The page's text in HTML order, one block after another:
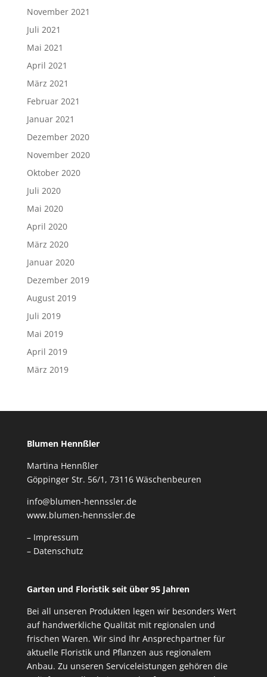
November 2021
Juli 2021
Mai 2021
April 2021
März 2021
Februar 2021
Januar 2021
Dezember 2020
November 2020
Oktober 2020
Juli 2020
Mai 2020
April 2020
März 2020
Januar 2020
Dezember 2019
August 2019
Juli 2019
Mai 2019
April 2019
März 2019
Blumen Hennßler
Martina Hennßler
Göppinger Str. 56/1, 73116 Wäschenbeuren
info@blumen-hennssler.de
www.blumen-hennssler.de
– Impressum
– Datenschutz
Garten und Floristik seit über 95 Jahren
Bei all unseren Produkten legen wir besonders Wert
auf handwerkliche Qualität mit regionalen und
frischen Waren. Wir sind Ihr Ansprechpartner für
aktuelle Floristik und Pflanzen aus regionalem
Anbau. Zu unseren Serviceleistungen gehören die